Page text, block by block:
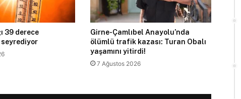
39 derece
Girne-Çamlıbel Anayolu’nda
ölümlü trafik kazası: Turan Obalı
yaşamını yitirdi!
7 Ağustos 2026